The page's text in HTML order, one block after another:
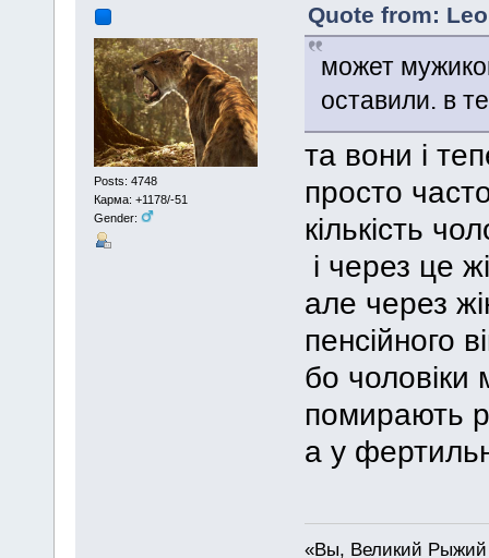
Posts: 4748
Карма: +1178/-51
Gender:
Quote from:
может
оставили. в
та вони і
просто
кількість
і через це
але через
пенсійного
бо чоловіки
помирають
а у
«Вы, Великий Рыжий